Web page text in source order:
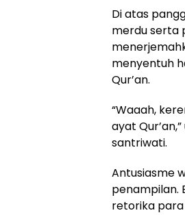
Di atas
merdu serta
menyentuh
Qur’an.
“Waaah,
ayat
santriwati.
Antusiasme
penampilan.
retorika